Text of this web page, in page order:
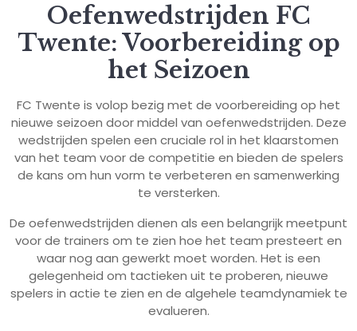
Oefenwedstrijden FC
Twente: Voorbereiding op
het Seizoen
FC Twente is volop bezig met de voorbereiding op het
nieuwe seizoen door middel van oefenwedstrijden. Deze
wedstrijden spelen een cruciale rol in het klaarstomen
van het team voor de competitie en bieden de spelers
de kans om hun vorm te verbeteren en samenwerking
te versterken.
De oefenwedstrijden dienen als een belangrijk meetpunt
voor de trainers om te zien hoe het team presteert en
waar nog aan gewerkt moet worden. Het is een
gelegenheid om tactieken uit te proberen, nieuwe
spelers in actie te zien en de algehele teamdynamiek te
evalueren.